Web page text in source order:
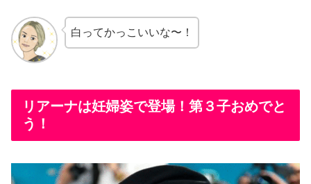
白ってかっこいいな〜！
リアーナは妊婦姿で登場！第３子おめでと
う！